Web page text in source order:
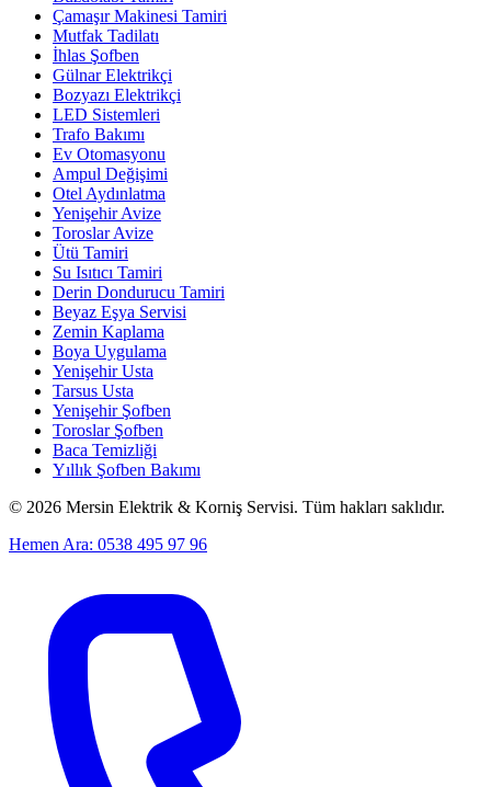
Çamaşır Makinesi Tamiri
Mutfak Tadilatı
İhlas Şofben
Gülnar Elektrikçi
Bozyazı Elektrikçi
LED Sistemleri
Trafo Bakımı
Ev Otomasyonu
Ampul Değişimi
Otel Aydınlatma
Yenişehir Avize
Toroslar Avize
Ütü Tamiri
Su Isıtıcı Tamiri
Derin Dondurucu Tamiri
Beyaz Eşya Servisi
Zemin Kaplama
Boya Uygulama
Yenişehir Usta
Tarsus Usta
Yenişehir Şofben
Toroslar Şofben
Baca Temizliği
Yıllık Şofben Bakımı
© 2026 Mersin Elektrik & Korniş Servisi. Tüm hakları saklıdır.
Hemen Ara: 0538 495 97 96